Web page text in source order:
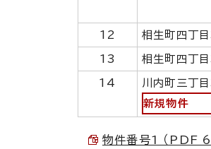
12 相生町四丁
13 相生町四丁
14
川内町三丁
新規物件
物件番号1 （PDF